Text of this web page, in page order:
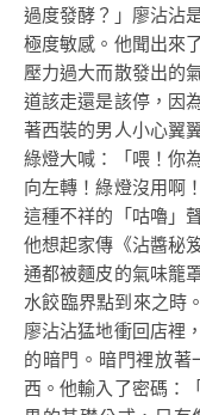
過度發酵？」廖沾沾
極度敏感。他聞出來
壓力過大而散發出的
道該走還是該停，因
著西裝的男人小心翼
綠燈大喊：「喂！你
向左轉！綠燈沒用啊
這種不祥的「咕嚕」
他想起家傳《沾醬秘
通都被麵皮的氣味籠
水餃臨界點到來之時
廖沾沾猛地衝回店裡
的暗門。暗門裡放
西。他輸入了密碼：